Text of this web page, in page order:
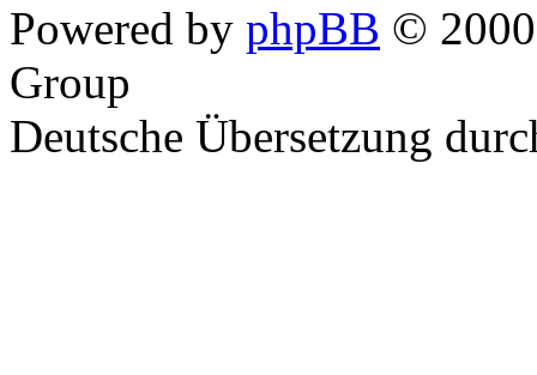
Powered by phpBB ©
Group
Deutsche Übersetzung